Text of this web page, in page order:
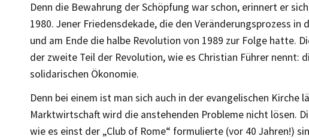
Denn die Bewahrung der Schöpfung war schon, erinnert er
1980. Jener Friedensdekade, die den Veränderungsprozess in
und am Ende die halbe Revolution von 1989 zur Folge hatte.
der zweite Teil der Revolution, wie es Christian Führer nennt:
solidarischen Ökonomie.
Denn bei einem ist man sich auch in der evangelischen Kirche
Marktwirtschaft wird die anstehenden Probleme nicht lösen.
wie es einst der „Club of Rome“ formulierte (vor 40 Jahren!)